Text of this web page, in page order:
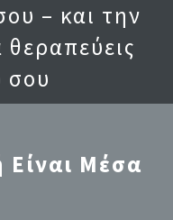
– και την
σου
Είναι Μέσα